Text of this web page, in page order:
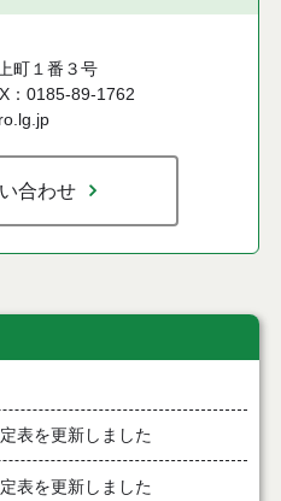
町１番３号
：0185-89-1762
合わせ
表を更新しました
表を更新しました